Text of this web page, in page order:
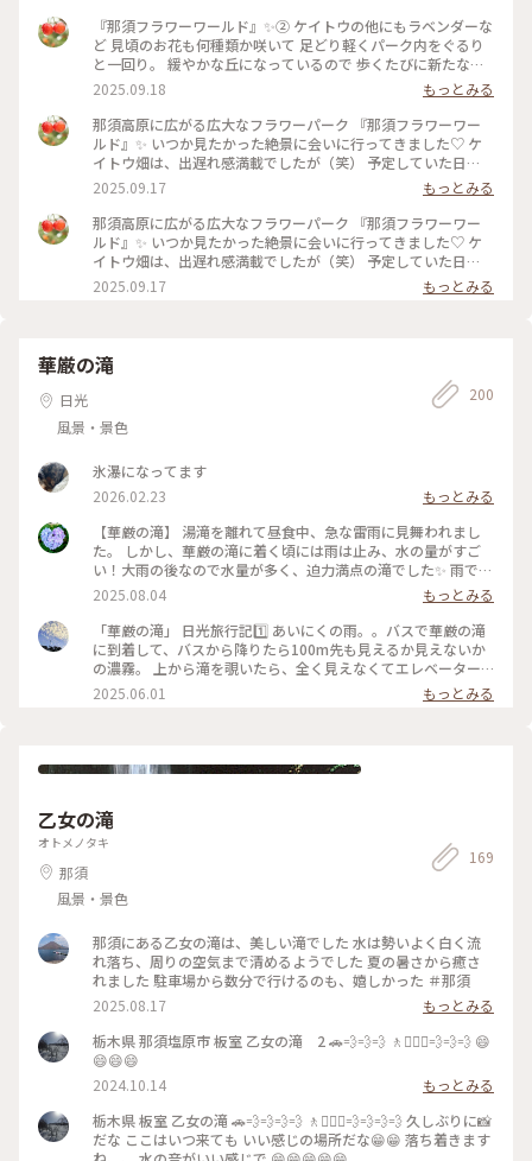
『那須フラワーワールド』✨② ケイトウの他にもラベンダーな
ど 見頃のお花も何種類か咲いて 足どり軽くパーク内をぐるり
と一回り。 緩やかな丘になっているので 歩くたびに新たな景
色に出会え、感動が止まりません✨ 2年前に登った、茶臼岳も
綺麗に見えてましたが 帰る頃には雲の中へ。。☁️ 早起きして
きて大正解でした。 ・ 那須塩原駅から那須フラワーワールド
までは 車（レンタカー）で40分ほど🚙 途中、牧場の牛の群れ
に会ったり、りんご畑の中を走り抜けたり ジャンボとうもろ
こし畑🌽がとにかく沢山あって 自然溢れる那須の町は、楽し
いのビックリ箱のようでした😊 5枚目は、いつか見た北海道の
景色と重なってしまい（笑） 思わず車を止めて、しばし見入っ
てしまうという♡ #那須フラワーワールド #栃木 #那須 #那須
高原 #ケイトウ #ラベンダー #茶臼岳 #那須連峰 #秋の装い #秋
さんぽ
2025.09.18
もっとみる
那須高原に広がる広大なフラワーパーク 『那須フラワーワー
ルド』✨ いつか見たかった絶景に会いに行ってきました♡ ケ
イトウ畑は、出遅れ感満載でしたが（笑） 予定していた日
が、ピンポイントで晴れてくれて もうそれだけで大満足でし
た😊 標高600メートルから眺める、ケイトウ畑と那須連峰の美
しさ✨ ケイトウもカラフルで、とても可愛かったです。 𖧷ケイ
トウの花言葉𖧷 気取り屋・個性・風変わり・おしゃれ ・ この
日は早朝に家を出て那須塩原駅へ。 フラワーパークでは少し
汗もかきましたが、 東京より幾分涼しくて、体も喜んでました
😊 #那須フラワーワールド #栃木 #那須 #那須高原 #フラワー
2025.09.17
もっとみる
那須高原に広がる広大なフラワーパーク 『那須フラワーワー
ルド』✨ いつか見たかった絶景に会いに行ってきました♡ ケ
イトウ畑は、出遅れ感満載でしたが（笑） 予定していた日
が、ピンポイントで晴れてくれて もうそれだけで大満足でし
た😊 標高600メートルから眺める、ケイトウ畑と那須連峰の美
ラワーワールド #栃木 #那須 #那須高原 #フラワーパーク #2週
間遅かった #リベンジ誓う #ケイトウ #鶏頭 #那須連峰 #秋の装
2025.09.17 もっとみる
華厳の滝
日光
風景・景色
200
氷瀑になってます
2026.02.23
もっとみる
【華厳の滝】 湯滝を離れて昼食中、急な雷雨に見舞われまし
た。 しかし、華厳の滝に着く頃には雨は止み、水の量がすご
い！大雨の後なので水量が多く、迫力満点の滝でした✨️ 雨でキ
ャンセルした人も多かったようで、人が少なく見やすかったで
す！ #アートな景色 #日光 #華厳の滝
2025.08.04
もっとみる
「華厳の滝」 日光旅行記1️⃣ あいにくの雨。。バスで華厳の滝
に到着して、バスから降りたら100m先も見えるか見えないか
の濃霧。 上から滝を覗いたら、全く見えなくてエレベーター
で下に降りても見えるか見えないかわからないけど、とりあえ
ず降りてみました。 そしたらなんとサーって霧が晴れて、滝が
2025.06.01 もっとみる
乙女の滝
オトメノタキ
那須
風景・景色
169
那須にある乙女の滝は、美しい滝でした 水は勢いよく白く流
れ落ち、周りの空気まで清めるようでした 夏の暑さから癒さ
れました 駐車場から数分で行けるのも、嬉しかった ＃那須
2025.08.17
もっとみる
栃木県 那須塩原市 板室 乙女の滝 2 🚗💨💨💨 🚶🚶🏼‍♀️💨💨💨 😄
😄😄😄
2024.10.14
もっとみる
栃木県 板室 乙女の滝 🚗💨💨💨💨 🚶🚶🏼‍♀️💨💨💨💨 久しぶりに📸
だな ここはいつ来ても いい感じの場所だな😁😁 落ち着きます